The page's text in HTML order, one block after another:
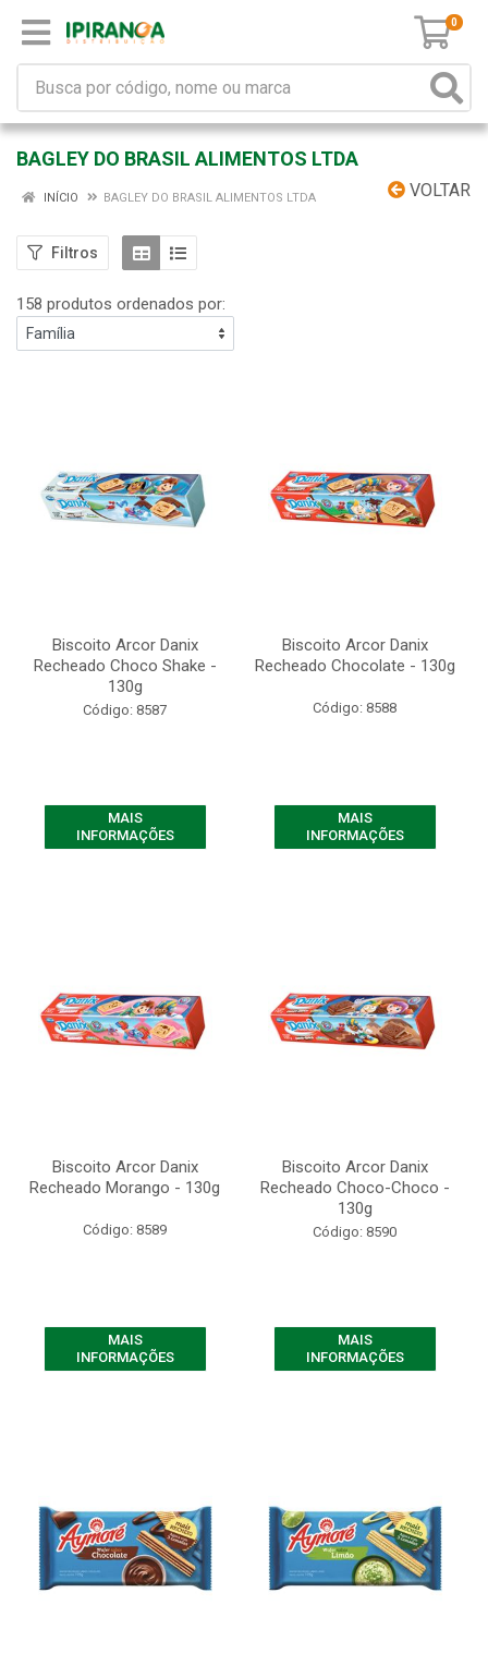
0
BAGLEY DO BRASIL ALIMENTOS LTDA
VOLTAR
INÍCIO BAGLEY DO BRASIL ALIMENTOS LTDA
Filtros
158 produtos ordenados por:
Biscoito Arcor Danix
Recheado Choco Shake -
130g
Código: 8587
MAIS
INFORMAÇÕES
Biscoito Arcor Danix
Recheado Chocolate - 130g
Código: 8588
MAIS
INFORMAÇÕES
Biscoito Arcor Danix
Recheado Morango - 130g
Código: 8589
MAIS
INFORMAÇÕES
Biscoito Arcor Danix
Recheado Choco-Choco -
130g
Código: 8590
MAIS
INFORMAÇÕES